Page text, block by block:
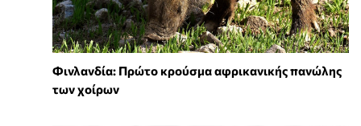
Φινλανδία: Πρώτο κρούσμα αφρικανικής πανώλης
των χοίρων